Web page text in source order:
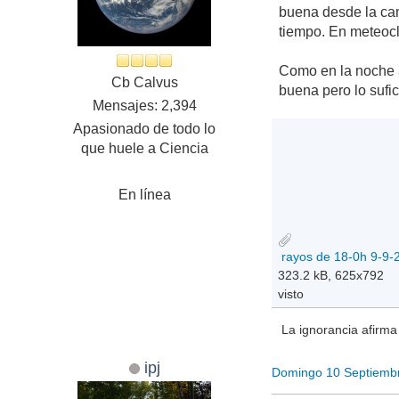
Cb Calvus
Mensajes: 2,394
Apasionado de todo lo
que huele a Ciencia
En línea
buena desde la
tiempo. En
Como en la noche
buena pero lo
rayos de 18-0h 9-9-
323.2 kB, 625x792
visto
La ignorancia
ipj Domingo 10